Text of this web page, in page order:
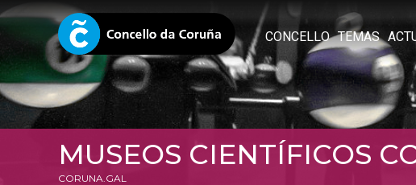
CONCELLO TEMAS
MUSEOS CIENTÍFICOS
CORUNA.GAL